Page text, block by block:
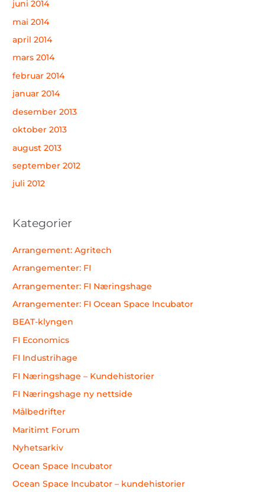
juni 2014
mai 2014
april 2014
mars 2014
februar 2014
januar 2014
desember 2013
oktober 2013
august 2013
september 2012
juli 2012
Kategorier
Arrangement: Agritech
Arrangementer: FI
Arrangementer: FI Næringshage
Arrangementer: FI Ocean Space Incubator
BEAT-klyngen
FI Economics
FI Industrihage
FI Næringshage – Kundehistorier
FI Næringshage ny nettside
Målbedrifter
Maritimt Forum
Nyhetsarkiv
Ocean Space Incubator
Ocean Space Incubator – kundehistorier